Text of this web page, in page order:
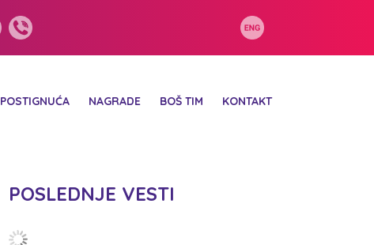
POSTIGNUĆA NAGRADE BOŠ TIM KONTAKT
POSLEDNJE VESTI